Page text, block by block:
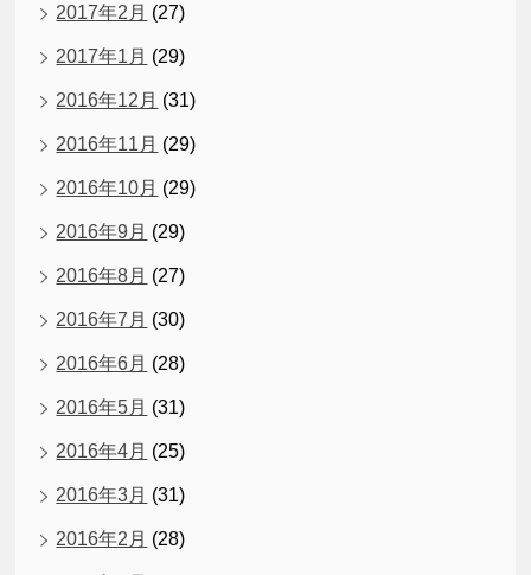
2017年2月 (27)
2017年1月 (29)
2016年12月 (31)
2016年11月 (29)
2016年10月 (29)
2016年9月 (29)
2016年8月 (27)
2016年7月 (30)
2016年6月 (28)
2016年5月 (31)
2016年4月 (25)
2016年3月 (31)
2016年2月 (28)